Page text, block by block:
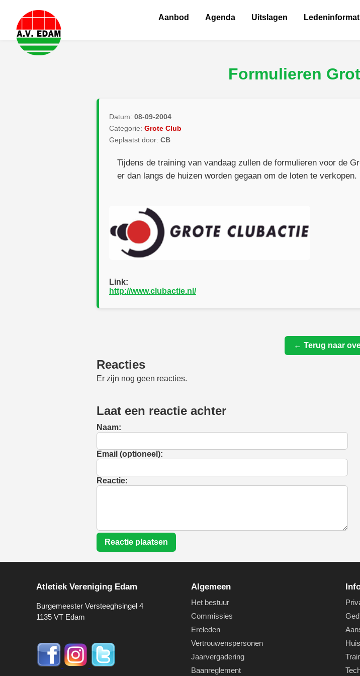
Aanbod Agenda Uitslagen
Formulieren
Datum: 08-09-2004
Categorie: Grote Club
Geplaatst door: CB
Tijdens de training van vandaag zullen de formulieren voor de
er dan langs de huizen worden gegaan om de loten te verkopen.
Link:
http://www.clubactie.nl/
← Terug naar
Reacties
Er zijn nog geen reacties.
Laat een reactie achter
Naam:
Email (optioneel):
Reactie:
Reactie plaatsen
Atletiek Vereniging Edam
Burgemeester Versteeghsingel 4
1135 VT Edam
Algemeen
Het bestuur
Commissies
Ereleden
Vertrouwenspersonen
Jaarvergadering
Baanreglement